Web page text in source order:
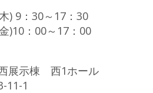
) 9：30～17：30
)10：00～17：00
展示棟 西1ホール
11-1